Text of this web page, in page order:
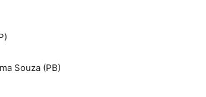
Souza (PB)